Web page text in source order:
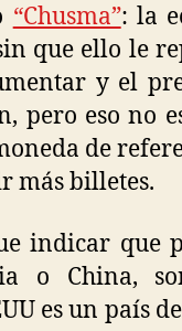
“Chusma”: la
que ello le
y el
pero eso no
de
más billetes.
indicar que
o China,
es un país